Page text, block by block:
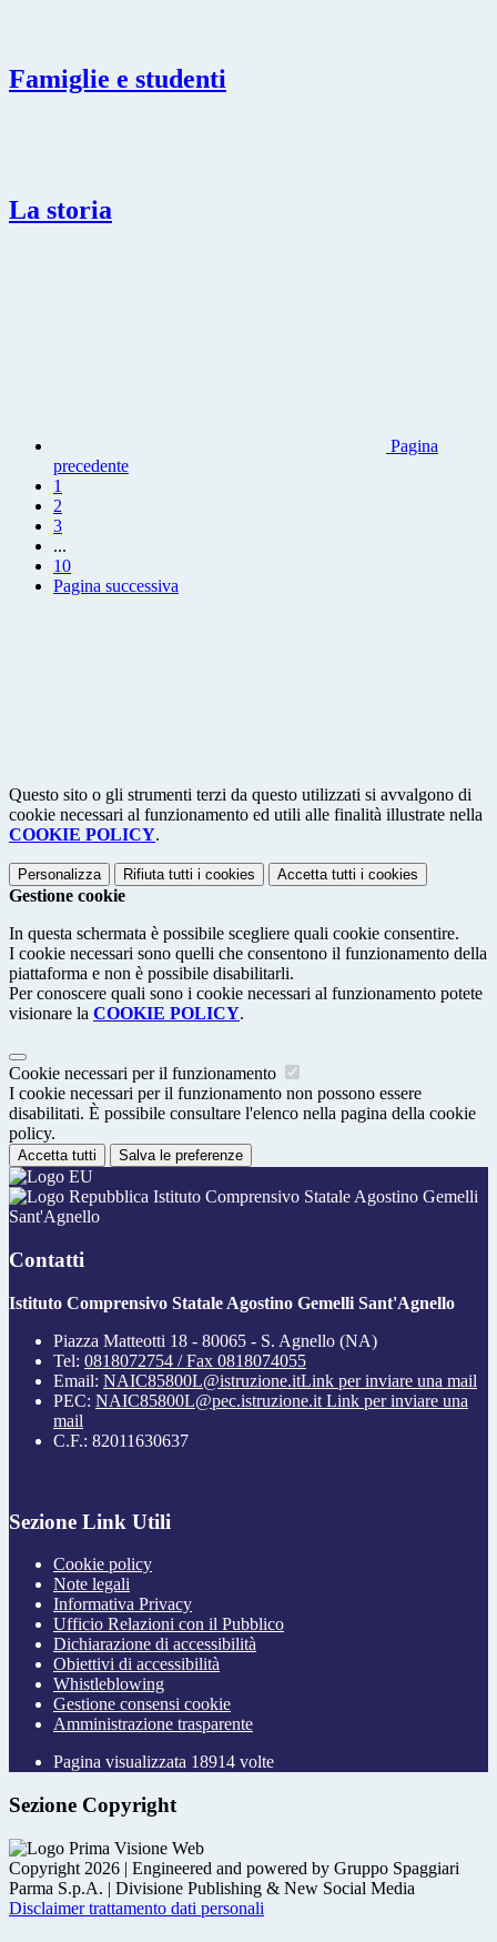
Famiglie e studenti
La storia
Pagina
precedente
1
2
3
...
10
Pagina successiva
Questo sito o gli strumenti terzi da questo utilizzati si avvalgono di
cookie necessari al funzionamento ed utili alle finalità illustrate nella
COOKIE POLICY.
Personalizza Rifiuta tutti i cookies Accetta tutti i cookies
Gestione cookie
In questa schermata è possibile scegliere quali cookie consentire.
I cookie necessari sono quelli che consentono il funzionamento della
piattaforma e non è possibile disabilitarli.
Per conoscere quali sono i cookie necessari al funzionamento potete
visionare la COOKIE POLICY.
Cookie necessari per il funzionamento
I cookie necessari per il funzionamento non possono essere
disabilitati. È possibile consultare l'elenco nella pagina della cookie
policy.
Accetta tutti Salva le preferenze
Istituto Comprensivo Statale Agostino Gemelli
Sant'Agnello
Contatti
Istituto Comprensivo Statale Agostino Gemelli Sant'Agnello
Piazza Matteotti 18 - 80065 - S. Agnello (NA)
Tel: 0818072754 / Fax 0818074055
Email: NAIC85800L@istruzione.itLink per inviare una mail
PEC: NAIC85800L@pec.istruzione.it Link per inviare una
mail
C.F.: 82011630637
Sezione Link Utili
Cookie policy
Note legali
Informativa Privacy
Ufficio Relazioni con il Pubblico
Dichiarazione di accessibilità
Obiettivi di accessibilità
Whistleblowing
Gestione consensi cookie
Amministrazione trasparente
Pagina visualizzata 18914 volte
Sezione Copyright
Copyright 2026 | Engineered and powered by Gruppo Spaggiari
Parma S.p.A. | Divisione Publishing & New Social Media
Disclaimer trattamento dati personali